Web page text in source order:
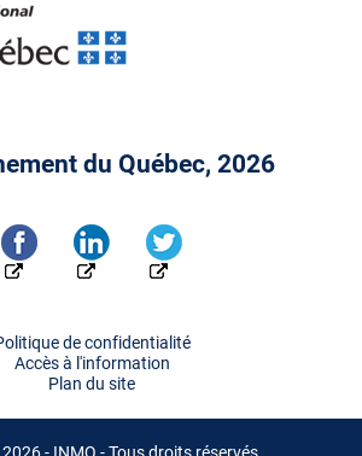
du Québec, 2026
de confidentialité
Accès à l'information
Plan du site